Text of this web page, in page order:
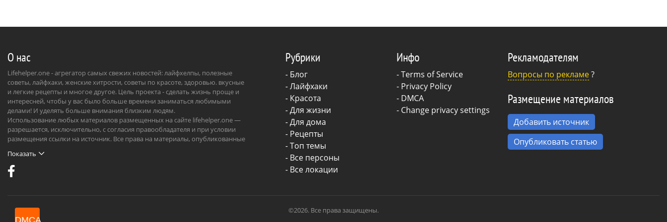
О нас
Lifehelper.one - агрегатор самых свежих новостей: лайфхелпы, полезные
советы, лайфхаки, женские хитрости, советы по красоте, здоровью. вкусные
и легкие рецепты и многое другое. Цель проекта - сделать жизнь проще и
интересней, чтобы у вас было больше времени заниматься любимыми
делами! И уделять больше внимания близким людям.
Использование любых материалов размещенных на сайте lifehelper.one —
разрешается, исключительно, с согласия правообладателя и при условии
размещения ссылки на источник. Все права на материалы, опубликованные
Показать
Рубрики
- Блог
-Лайфхаки
- Красота
-Для жизни
-Для дома
- Рецепты
- Топ темы
- Все персоны
- Все локации
Инфо
-Terms of Service
- Privacy Policy
- DMCA
- Change privacy settings
Рекламодателям
Вопросы по рекламе?
Размещение материалов
Добавить источник
Опубликовать статью
©2026. Все права защищены.
DMCA